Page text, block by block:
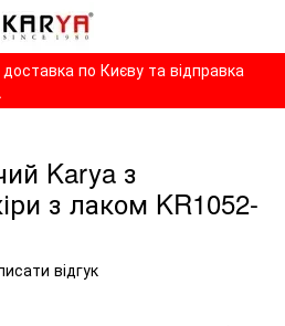
по Києву та відправка
Karya з
з лаком KR1052-
відгук